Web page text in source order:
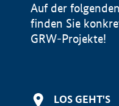
Auf der
finden Sie
GRW-Projekte!
LOS GEHT'S